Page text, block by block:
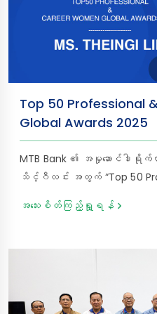
ရေးကတ် (NRC) မူရင်းနှင့်အတူ
ဂဏန်း (၈) လုံး (Password
တွင် မြန်ဆန်လွယ်ကူ၊ အဆင်ပြေ
ပါသည်။ 𝐂𝐫𝐞𝐚𝐭𝐞 𝐘𝐨𝐮𝐫
Top 50 Professional
Global Awards 2025
MTB Bank ၏ အမှုဆောင်ဒါရိုက်တ
သိင်္ဂီလင်း အတွက် “Top 50
Management မှ ချီးမြှင့်ခံရခြ
ခရီးသွားလုပ်ငန်း၊ နည်းပညာ
များ၌လည်း အဓိကအခန်းကဏ္ဍမှ
အသေးစိတ်ကြည့်ရှု့ရန်